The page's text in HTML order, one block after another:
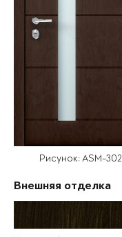
Рисунок: ASM-302
Внешняя отделка